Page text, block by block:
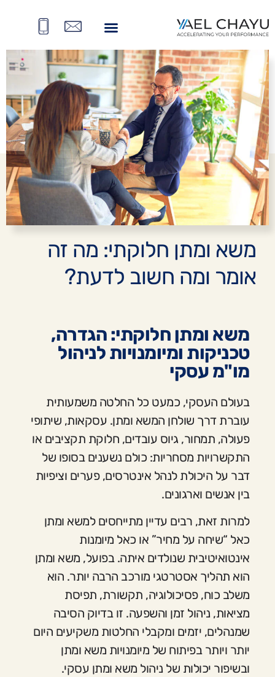
BACK
משא ומתן חלוקתי: מה זה
אומר ומה חשוב לדעת?
משא ומתן חלוקתי: הגדרה,
טכניקות ומיומנויות לניהול
מו"מ עסקי
בעולם העסקי, כמעט כל החלטה משמעותית
עוברת דרך שולחן המשא ומתן. עסקאות, שיתופי
פעולה, תמחור, גיוס עובדים, חלוקת תקציבים או
התקשרויות מסחריות: כולם נשענים בסופו של
דבר על היכולת לנהל אינטרסים, פערים וציפיות
בין אנשים וארגונים.
למרות זאת, רבים עדיין מתייחסים למשא ומתן
כאל “שיחה על מחיר” או כאל מיומנות
אינטואיטיבית שנולדים איתה. בפועל, משא ומתן
הוא תהליך אסטרטגי מורכב הרבה יותר. הוא
משלב כוח, פסיכולוגיה, תקשורת, תפיסת
מציאות, ניהול זמן והשפעה. זו בדיוק הסיבה
שמנהלים, יזמים ומקבלי החלטות משקיעים היום
יותר ויותר בפיתוח של מיומנויות משא ומתן
ובשיפור יכולות של ניהול משא ומתן עסקי.